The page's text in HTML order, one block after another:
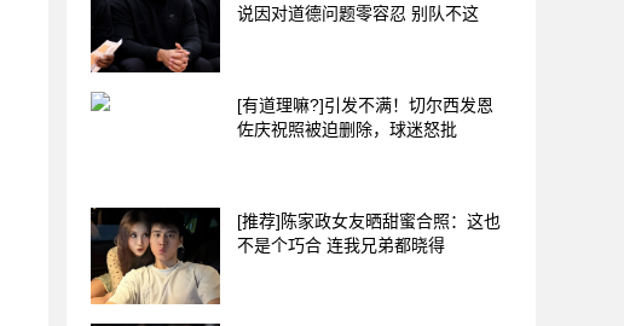
说因对道德问题零容忍 别队不这
[有道理嘛?]引发不满！切尔西发恩
佐庆祝照被迫删除，球迷怒批
[推荐]陈家政女友晒甜蜜合照：这也
不是个巧合 连我兄弟都晓得